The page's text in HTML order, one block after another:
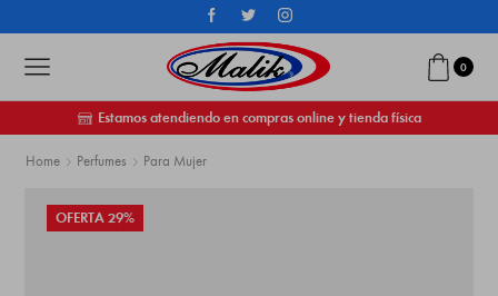
0
Estamos atendiendo en compras online y tienda física
Home Perfumes Para Mujer
OFERTA 29%